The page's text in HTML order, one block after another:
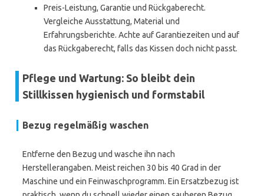
Preis-Leistung, Garantie und Rückgaberecht.
Vergleiche Ausstattung, Material und
Erfahrungsberichte. Achte auf Garantiezeiten und auf
das Rückgaberecht, falls das Kissen doch nicht passt.
Pflege und Wartung: So bleibt dein
Stillkissen hygienisch und formstabil
Bezug regelmäßig waschen
Entferne den Bezug und wasche ihn nach
Herstellerangaben. Meist reichen 30 bis 40 Grad in der
Maschine und ein Feinwaschprogramm. Ein Ersatzbezug ist